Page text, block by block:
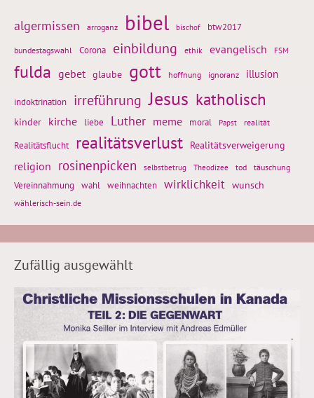
algermissen arroganz bibel bischof btw2017
bundestagswahl Corona einbildung ethik evangelisch FSM
fulda gebet glaube gott hoffnung ignoranz illusion
indoktrination irreführung Jesus katholisch
kinder kirche liebe Luther meme moral Papst realität
Realitätsflucht realitätsverlust Realitätsverweigerung
religion rosinenpicken selbstbetrug Theodizee tod täuschung
Vereinnahmung wahl weihnachten wirklichkeit wunsch
wählerisch-sein.de
Zufällig ausgewählt